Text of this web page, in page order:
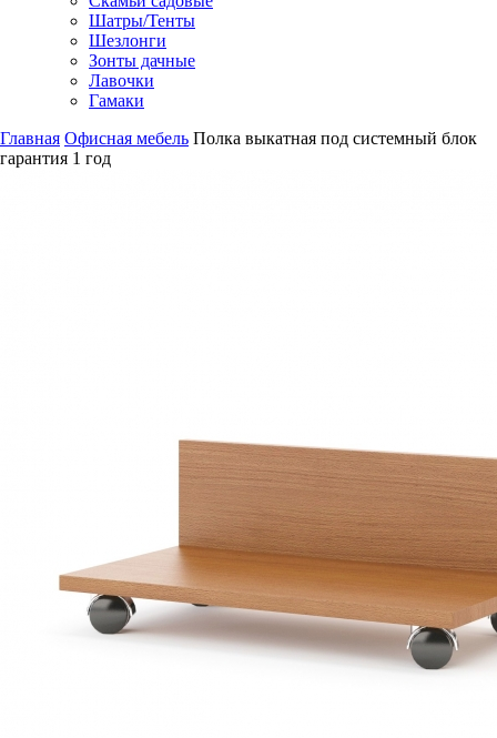
Шатры/Тенты
Шезлонги
Зонты дачные
Лавочки
Гамаки
Главная Офисная мебель Полка выкатная под системный блок
гарантия 1 год